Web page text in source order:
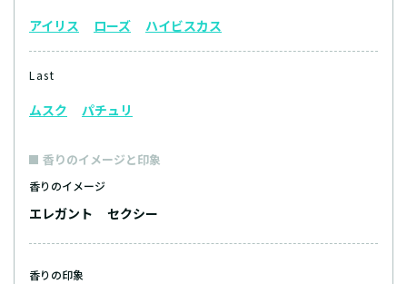
アイリス ローズ ハイビスカス
Last
ムスク パチュリ
香りのイメージと印象
香りのイメージ
エレガント セクシー
香りの印象